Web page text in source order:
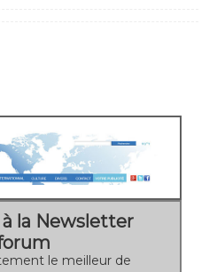
la Newsletter
le meilleur de